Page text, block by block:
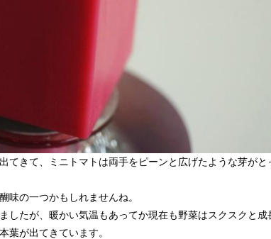
きて、ミニトマトは両手をピーンと広げたような芽がと
味の一つかもしれませんね。
たが、暖かい気温もあってか現在も野菜はスクスクと成
葉が出てきています。